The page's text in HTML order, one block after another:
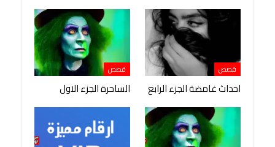
قصص
احداث غامضة الجزء الرابع
قصص
الساحرة الجزء الاول